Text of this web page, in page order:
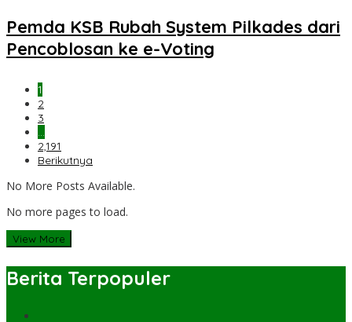
Pemda KSB Rubah System Pilkades dari
Pencoblosan ke e-Voting
1
2
3
…
2,191
Berikutnya
No More Posts Available.
No more pages to load.
View More
Berita Terpopuler